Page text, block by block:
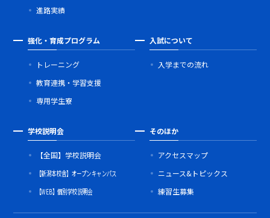
進路実績
強化・育成プログラム
トレーニング
教育連携・学習支援
専用学生寮
入試について
入学までの流れ
学校説明会
【全国】学校説明会
【新潟本校舎】オープンキャンパス
【WEB】個別学校説明会
そのほか
アクセスマップ
ニュース&トピックス
練習生募集